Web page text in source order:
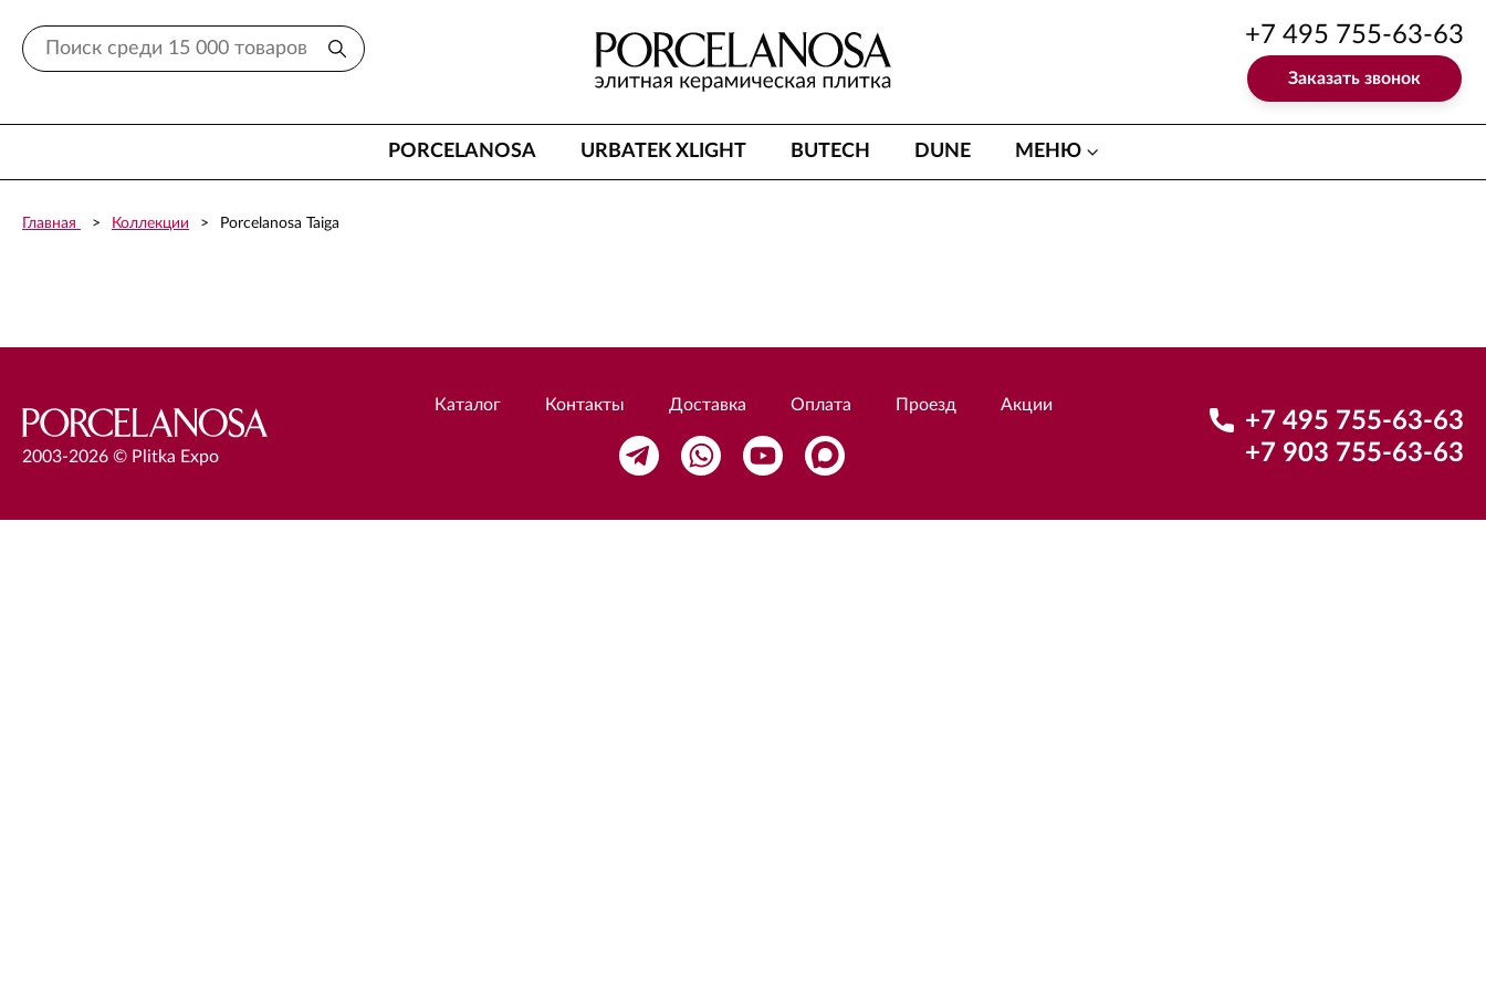
+7 495 755-63-63
Заказать звонок
PORCELANOSA URBATEK XLIGHT BUTECH DUNE МЕНЮ
Главная Коллекции Porcelanosa Taiga
2003-2026 © Plitka Expo
Каталог Контакты Доставка Оплата Проезд Акции
+7 495 755-63-63
+7 903 755-63-63